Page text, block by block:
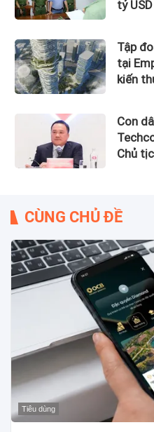
tỷ
Tập
tại
kiến
Con
Chủ
CÙNG CHỦ ĐỀ
Tiêu dùng